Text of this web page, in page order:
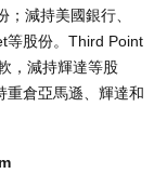
減持美國銀行、
等股份。Third Point
，減持輝達等股
重倉亞馬遜、輝達和